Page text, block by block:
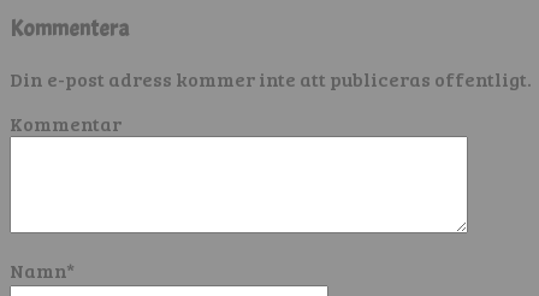
Kommentera
Din e-post adress kommer inte att publiceras offentligt.
Kommentar
Namn*